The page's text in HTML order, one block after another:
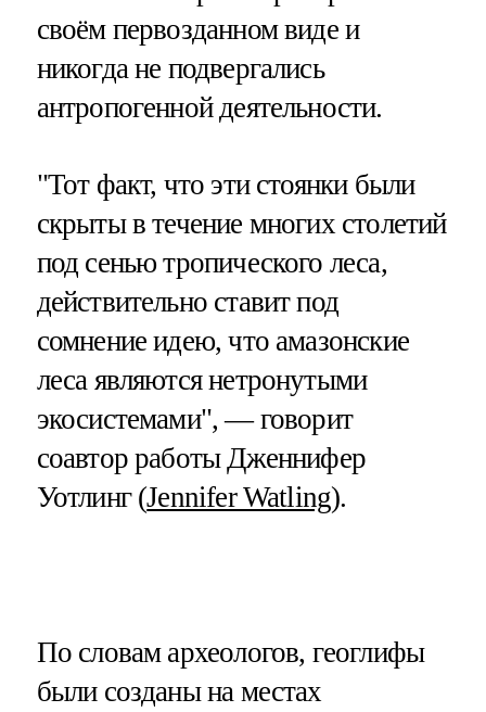
своём первозданном виде и
никогда не подвергались
антропогенной деятельности.
"Тот факт, что эти стоянки были
скрыты в течение многих столетий
под сенью тропического леса,
действительно ставит под
сомнение идею, что амазонские
леса являются нетронутыми
экосистемами", — говорит
соавтор работы Дженнифер
Уотлинг (Jennifer Watling).
По словам археологов, геоглифы
были созданы на местах